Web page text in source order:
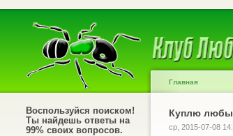
Воспользуйся поиском!
Ты найдешь ответы на
99% своих вопросов.
Главная
Куплю
ср, 2015-07-08